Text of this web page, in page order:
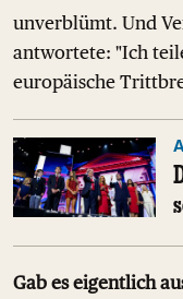
unverblümt. Und
antwortete: "Ich
europäische
Gab es eigentlich